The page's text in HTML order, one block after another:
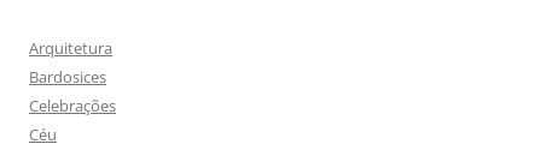
Arquitetura
Bardosices
Celebrações
Céu